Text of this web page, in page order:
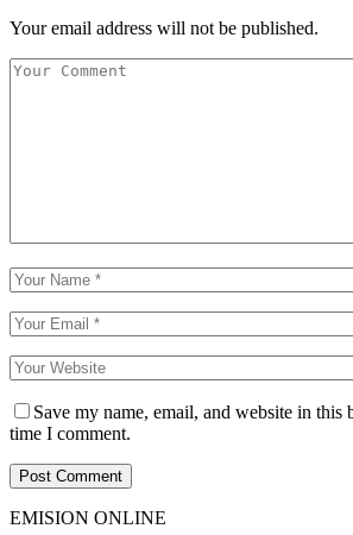
Your email address will not be published.
Save my name, email, and website in this
time I comment.
EMISION ONLINE